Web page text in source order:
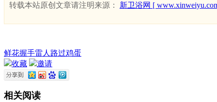
转载本站原创文章请注明来源： 新卫浴网 [
鲜花握手雷人 路过鸡蛋
收藏
邀请
相关阅读